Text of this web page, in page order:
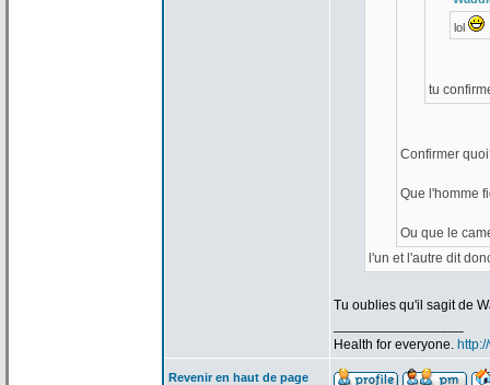
lol
tu
Confirmer
Que l'homme
Ou que le
l'un et l'autre dit
Tu oublies qu'il sagit de
Health for everyone.
Revenir en haut de page